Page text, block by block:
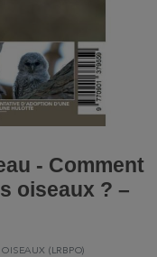
- Comment
oiseaux ? –
(LRBPO)